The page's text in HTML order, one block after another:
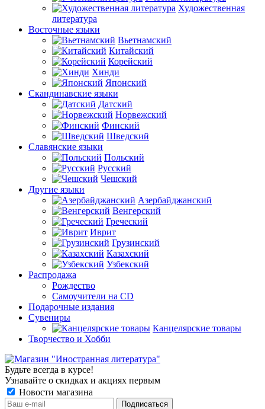
Художественная
литература
Восточные языки
Вьетнамский
Китайский
Корейский
Хинди
Японский
Скандинавские языки
Датский
Норвежский
Финский
Шведский
Славянские языки
Польский
Русский
Чешский
Другие языки
Азербайджанский
Венгерский
Греческий
Иврит
Грузинский
Казахский
Узбекский
Распродажа
Рождество
Самоучители на CD
Подарочные издания
Сувениры
Канцелярские товары
Творчество и Хобби
Будьте всегда в курсе!
Узнавайте о скидках и акциях первым
Новости магазина